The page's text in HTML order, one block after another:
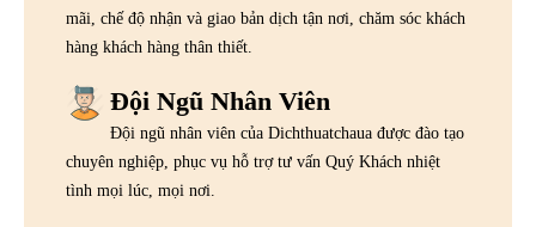
mãi, chế độ nhận và giao bản dịch tận nơi, chăm sóc khách
hàng khách hàng thân thiết.
Đội Ngũ Nhân Viên
Đội ngũ nhân viên của Dichthuatchaua được đào tạo
chuyên nghiệp, phục vụ hỗ trợ tư vấn Quý Khách nhiệt
tình mọi lúc, mọi nơi.